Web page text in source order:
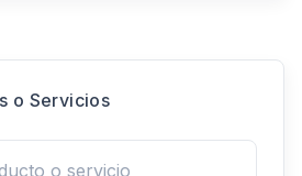
o Servicios